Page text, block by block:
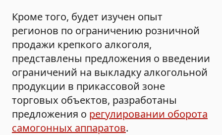
Кроме того, будет изучен опыт
регионов по ограничению розничной
продажи крепкого алкоголя,
представлены предложения о введении
ограничений на выкладку алкогольной
продукции в прикассовой зоне
торговых объектов, разработаны
предложения о регулировании оборота
самогонных аппаратов.